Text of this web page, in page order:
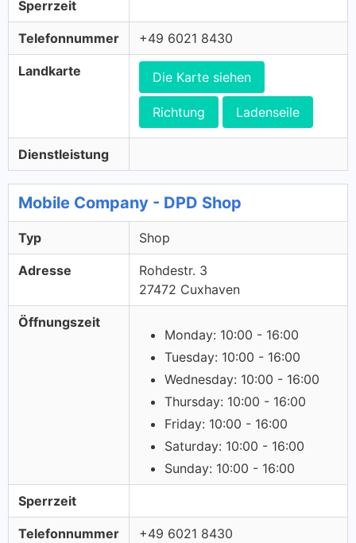
Sperrzeit
Telefonnummer +49 6021 8430
Landkarte Die Karte siehen
Richtung Ladenseile
Dienstleistung
Mobile Company - DPD Shop
Typ Shop
Adresse
Rohdestr. 3
27472 Cuxhaven
Öffnungszeit
Monday: 10:00 - 16:00
Tuesday: 10:00 - 16:00
Wednesday: 10:00 - 16:00
Thursday: 10:00 - 16:00
Friday: 10:00 - 16:00
Saturday: 10:00 - 16:00
Sunday: 10:00 - 16:00
Sperrzeit
Telefonnummer +49 6021 8430